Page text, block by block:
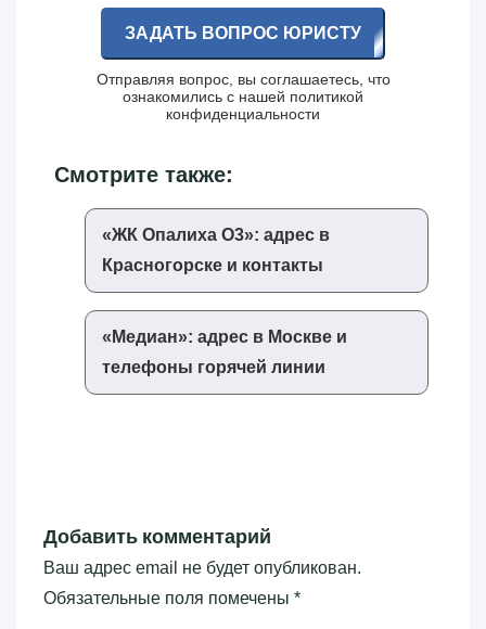
ЗАДАТЬ ВОПРОС ЮРИСТУ
Отправляя вопрос, вы соглашаетесь, что
ознакомились с нашей политикой
конфиденциальности
Смотрите также:
«‎ЖК Опалиха О3»‎: адрес в
Красногорске и контакты
«‎Медиан»‎: адрес в Москве и
телефоны горячей линии
Добавить комментарий
Ваш адрес email не будет опубликован.
Обязательные поля помечены *